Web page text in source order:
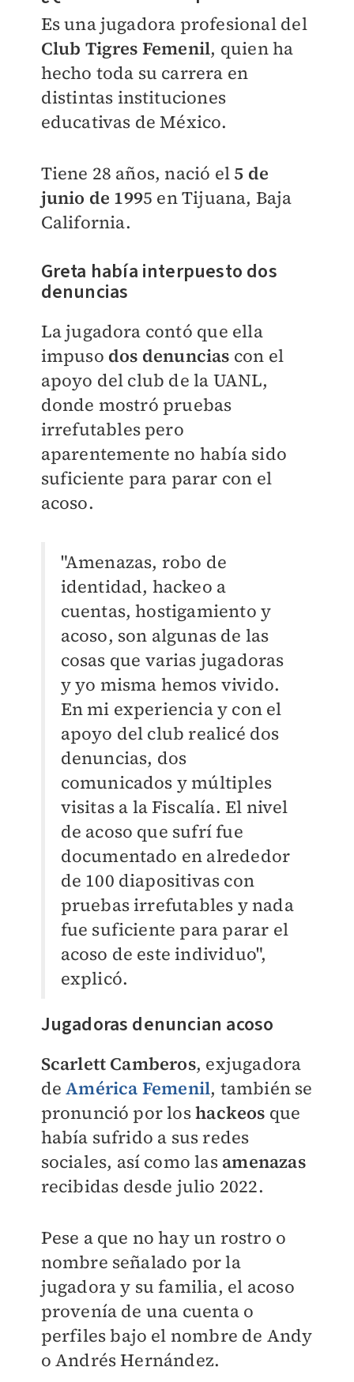
Es una jugadora profesional del
Club Tigres Femenil, quien ha
hecho toda su carrera en
distintas instituciones
educativas de México.
Tiene 28 años, nació el 5 de
junio de 1995 en Tijuana, Baja
California.
Greta había interpuesto dos
denuncias
La jugadora contó que ella
impuso dos denuncias con el
apoyo del club de la UANL,
donde mostró pruebas
irrefutables pero
aparentemente no había sido
suficiente para parar con el
acoso.
"Amenazas, robo de
identidad, hackeo a
cuentas, hostigamiento y
acoso, son algunas de las
cosas que varias jugadoras
y yo misma hemos vivido.
En mi experiencia y con el
apoyo del club realicé dos
denuncias, dos
comunicados y múltiples
visitas a la Fiscalía. El nivel
de acoso que sufrí fue
documentado en alrededor
de 100 diapositivas con
pruebas irrefutables y nada
fue suficiente para parar el
acoso de este individuo",
explicó.
Jugadoras denuncian acoso
Scarlett Camberos, exjugadora
deAmérica Femenil, también se
pronunció por loshackeos que
había sufrido a sus redes
sociales, así como las amenazas
recibidas desde julio 2022.
Pese a que no hay un rostro o
nombre señalado por la
jugadora y su familia, el acoso
provenía de una cuenta o
perfiles bajo el nombre de Andy
o Andrés Hernández.